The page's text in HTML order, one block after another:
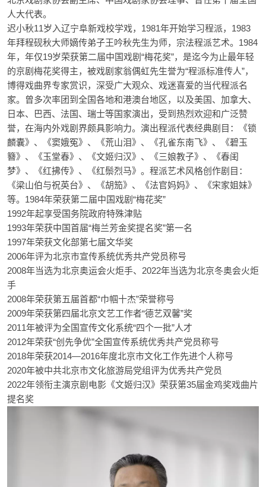
人大代表。
迟小秋11岁入辽宁阜新戏校学戏，1981年开始学习程派，1983
年拜程砚秋大师嫡传弟子王吟秋先生为师，宗法程派艺术。1984
年，年仅19岁荣获第二届中国戏剧“梅花奖”，是迄今为止最年轻
的京剧梅花奖得主，被戏剧家翁偶虹先生誉为“程派标准传人”，
博得戏曲界专家赏识，深受广大观众、戏迷喜爱的当代程派名
家。曾多次率团到全国各地和港澳台地区，以及美国、加拿大、
日本、巴西、法国、瑞士等国家演出，受到热烈欢迎和广泛赞
誉，在海内外戏剧界颇具影响力。演出程派代表经典剧目：《锁
麟囊》、《窦娥冤》、《荒山泪》、《孔雀东南飞》、《碧玉
簪》、《玉堂春》、《文姬归汉》、《三娘教子》、《春闺
梦》、《红拂传》、《红鬃烈马》。程派艺术风格创作剧目：
《梁山伯与祝英台》、《胡笳》、《法官妈妈》、《宋家姐妹》
等。1984年荣获第二届中国戏剧“梅花奖”
1992年起享受国务院政府特殊津贴
1993年荣获中国首届“梅兰芳金奖提名奖”第一名
1997年荣获文化部第七届文华奖
2006年评为北京市宣传系统优秀共产党员称号
2008年当选为北京奥运会火炬手、2022年当选为北京冬奥会火炬
手
2008年荣获第五届首都“巾帼十杰”荣誉称号
2009年荣获第四届北京文艺工作者“德艺双馨”奖
2011年被评为全国宣传文化系统“四个一批”人才
2012年荣获“创先争优”全国宣传系统优秀共产党员称号
2018年荣获2014—2016年度北京市文化工作先进个人称号
2020年被中共北京市文化旅游局党组评为优秀共产党员
2022年领衔主演京剧电影《文姬归汉》荣获第35届金鸡奖戏曲片
提名奖